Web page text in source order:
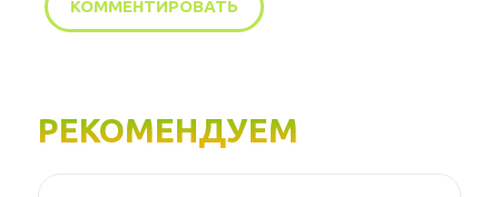
РЕКОМЕНДУЕМ